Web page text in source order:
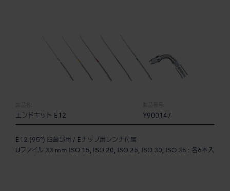
製品名:
エンドキット E12
製品番号:
Y900147
E12 (95°) 臼歯部用 / Eチップ用レンチ付属
Uファイル 33 mm ISO 15, ISO 20, ISO 25, ISO 30, ISO 35 : 各6本入